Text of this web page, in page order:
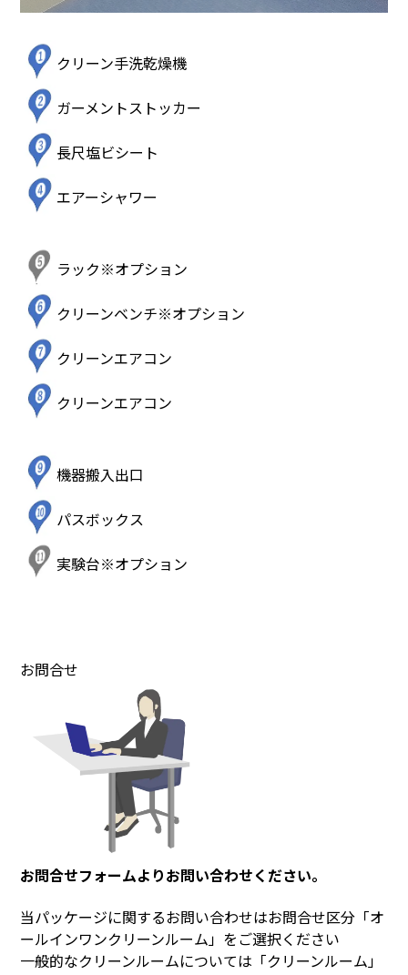
クリーン手洗乾燥機
ガーメントストッカー
長尺塩ビシート
エアーシャワー
ラック※オプション
クリーンベンチ※オプション
クリーンエアコン
クリーンエアコン
機器搬入出口
パスボックス
実験台※オプション
お問合せ
お問合せフォームよりお問い合わせください。
当パッケージに関するお問い合わせはお問合せ区分「オ
ールインワンクリーンルーム」をご選択ください
一般的なクリーンルームについては「クリーンルーム」